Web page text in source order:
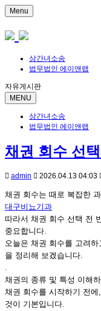
Menu
상간녀소송
법무법인 에이앤랩
자유게시판
MENU
상간녀소송
법무법인 에이앤랩
채권 회수 선
admin 2026.04.13 04:03
채권 회수는 때로 복잡한
대구비뇨기과
따라서 채권 회수 선택 전
중요합니다.
오늘은 채권 회수를 고려
을 정리해 보겠습니다.
.
채권의 종류 및 특성 이해
채권 회수를 시작하기 전
것이 기본입니다.